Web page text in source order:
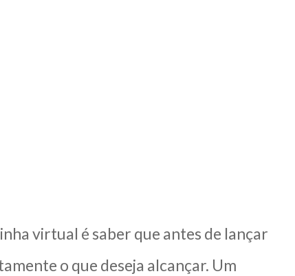
virtual é saber que antes de lançar
o que deseja alcançar. Um